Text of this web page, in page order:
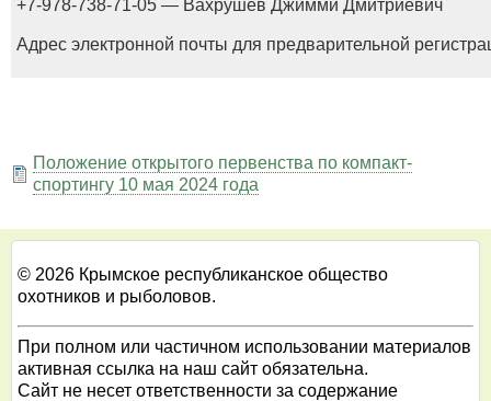
+7-978-738-71-05 — Вахрушев Джимми Дмитриевич
Адрес электронной почты для предварительной
Положение открытого первенства по компакт-
спортингу 10 мая 2024 года
© 2026 Крымское республиканское общество
охотников и рыболовов.
При полном или частичном использовании материалов
активная ссылка на наш сайт обязательна.
Сайт не несет ответственности за содержание